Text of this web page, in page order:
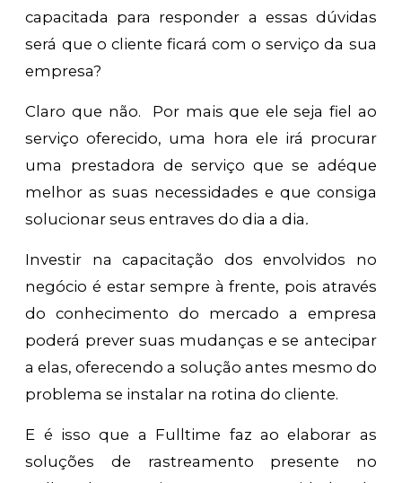
capacitada para responder a essas dúvidas
será que o cliente ficará com o serviço da sua
empresa?
Claro que não. Por mais que ele seja fiel ao
serviço oferecido, uma hora ele irá procurar
uma prestadora de serviço que se adéque
melhor as suas necessidades e que consiga
solucionar seus entraves do dia a dia.
Investir na capacitação dos envolvidos no
negócio é estar sempre à frente, pois através
do conhecimento do mercado a empresa
poderá prever suas mudanças e se antecipar
a elas, oferecendo a solução antes mesmo do
problema se instalar na rotina do cliente.
E é isso que a Fulltime faz ao elaborar as
soluções de rastreamento presente no